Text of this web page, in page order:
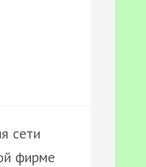
сети
фирме